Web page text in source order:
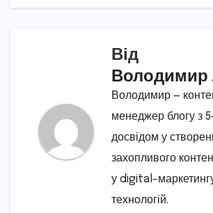
Від
Володимир
Володимир —
менеджер блогу з
досвідом у
захопливого
у digital-
технологій.